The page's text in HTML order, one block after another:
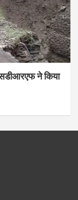
ने किया